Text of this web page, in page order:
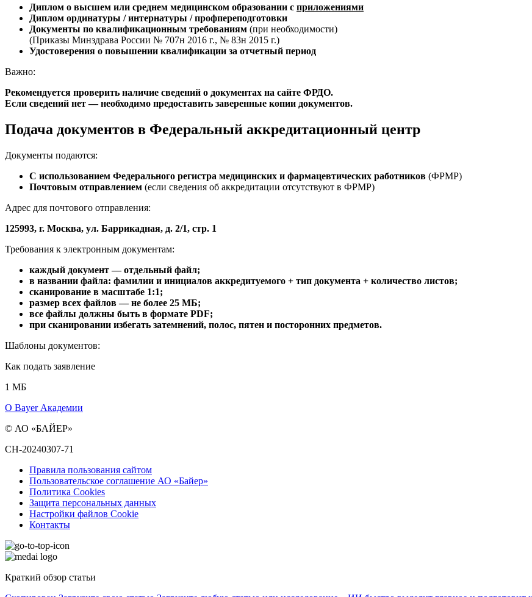
Диплом о высшем или среднем медицинском образовании с приложениями
Диплом ординатуры / интернатуры / профпереподготовки
Документы по квалификационным требованиям (при необходимости)
(Приказы Минздрава России № 707н 2016 г., № 83н 2015 г.)
Удостоверения о повышении квалификации за отчетный период
Важно:
Рекомендуется проверить наличие сведений о документах на сайте ФРДО.
Если сведений нет — необходимо предоставить заверенные копии документов.
Подача документов в Федеральный аккредитационный центр
Документы подаются:
С использованием Федерального регистра медицинских и фармацевтических работников (ФРМР)
Почтовым отправлением (если сведения об аккредитации отсутствуют в ФРМР)
Адрес для почтового отправления:
125993, г. Москва, ул. Баррикадная, д. 2/1, стр. 1
Требования к электронным документам:
каждый документ — отдельный файл;
в названии файла: фамилии и инициалов аккредитуемого + тип документа + количество листов;
сканирование в масштабе 1:1;
размер всех файлов — не более 25 МБ;
все файлы должны быть в формате PDF;
при сканировании избегать затемнений, полос, пятен и посторонних предметов.
Шаблоны документов:
Как подать заявление
1 МБ
О Bayer Академии
© АО «БАЙЕР»
CH-20240307-71
Правила пользования сайтом
Пользовательское соглашение АО «Байер»
Политика Cookies
Защита персональных данных
Настройки файлов Cookie
Контакты
Краткий обзор статьи